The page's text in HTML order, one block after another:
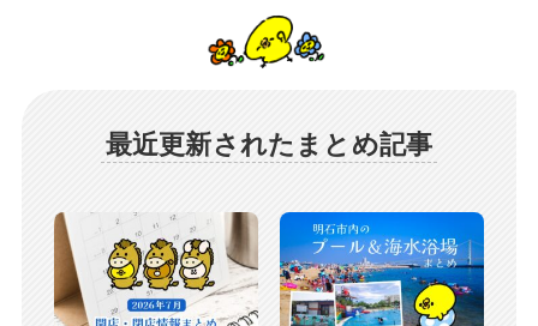
最近更新されたまとめ記事